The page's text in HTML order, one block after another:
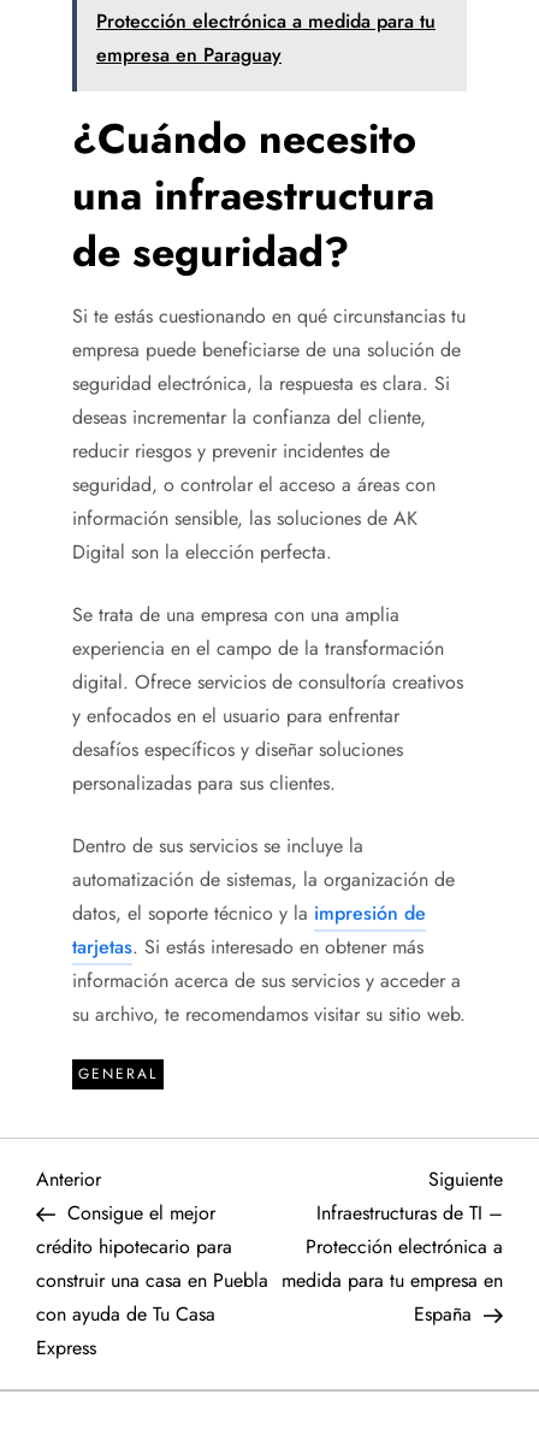
Protección electrónica a medida para tu
empresa en Paraguay
¿Cuándo necesito
una infraestructura
de seguridad?
Si te estás cuestionando en qué circunstancias tu
empresa puede beneficiarse de una solución de
seguridad electrónica, la respuesta es clara. Si
deseas incrementar la confianza del cliente,
reducir riesgos y prevenir incidentes de
seguridad, o controlar el acceso a áreas con
información sensible, las soluciones de AK
Digital son la elección perfecta.
Se trata de una empresa con una amplia
experiencia en el campo de la transformación
digital. Ofrece servicios de consultoría creativos
y enfocados en el usuario para enfrentar
desafíos específicos y diseñar soluciones
personalizadas para sus clientes.
Dentro de sus servicios se incluye la
automatización de sistemas, la organización de
datos, el soporte técnico y la impresión de
tarjetas. Si estás interesado en obtener más
información acerca de sus servicios y acceder a
su archivo, te recomendamos visitar su sitio web.
GENERAL
N
a
v
e
Entrada
anterior
Anterior
Consigue el mejor
crédito hipotecario para
construir una casa en Puebla
con ayuda de Tu Casa
Express
Siguiente
Infraestructuras de TI –
Protección electrónica a
medida para tu empresa en
España